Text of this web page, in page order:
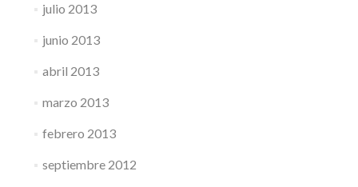
julio 2013
junio 2013
abril 2013
marzo 2013
febrero 2013
septiembre 2012